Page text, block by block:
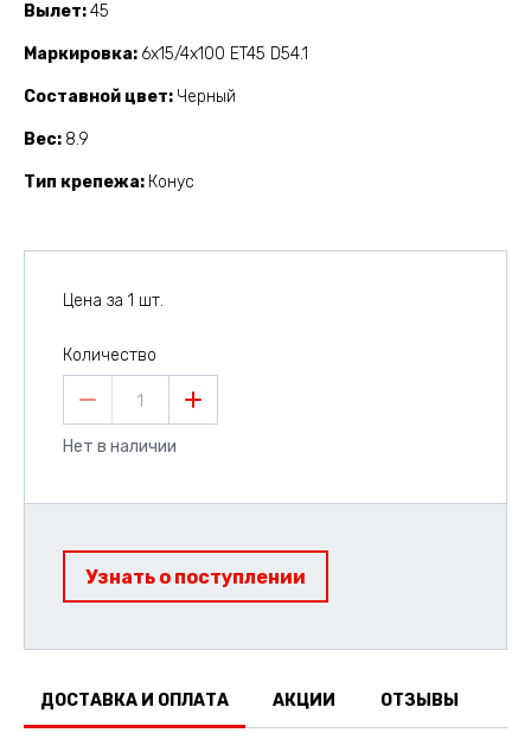
Вылет 45
Маркировка 6x15/4x100 ET45 D54.1
Составной цвет Черный
Вес 8.9
Тип крепежа Конус
Цена за 1 шт.
Количество
1
Нет в наличии
Узнать о поступлении
ДОСТАВКА И ОПЛАТА АКЦИИ ОТЗЫВЫ